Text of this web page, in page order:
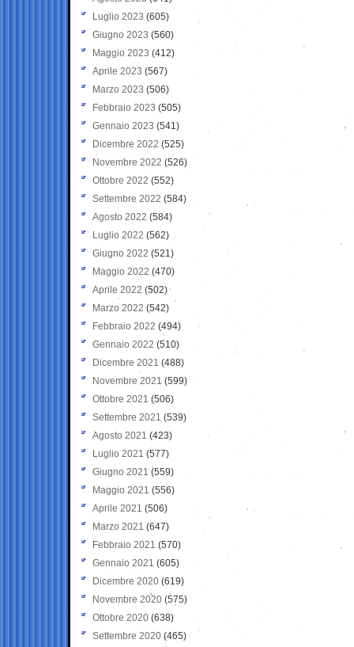
Luglio 2023 (605)
Giugno 2023 (560)
Maggio 2023 (412)
Aprile 2023 (567)
Marzo 2023 (506)
Febbraio 2023 (505)
Gennaio 2023 (541)
Dicembre 2022 (525)
Novembre 2022 (526)
Ottobre 2022 (552)
Settembre 2022 (584)
Agosto 2022 (584)
Luglio 2022 (562)
Giugno 2022 (521)
Maggio 2022 (470)
Aprile 2022 (502)
Marzo 2022 (542)
Febbraio 2022 (494)
Gennaio 2022 (510)
Dicembre 2021 (488)
Novembre 2021 (599)
Ottobre 2021 (506)
Settembre 2021 (539)
Agosto 2021 (423)
Luglio 2021 (577)
Giugno 2021(559)
Maggio 2021 (556)
Aprile 2021 (506)
Marzo 2021 (647)
Febbraio 2021 (570)
Gennaio 2021 (605)
Dicembre 2020 (619)
Novembre 2020 (575)
Ottobre 2020 (638)
Settembre 2020(465)